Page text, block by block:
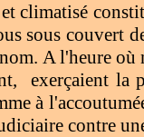
climatisé
sous couvert
A l'heure
exerçaient la
à
contre